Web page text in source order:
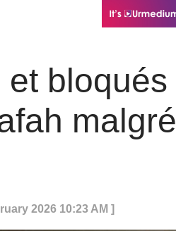
bloqués
malgré
2026 10:23 AM ]